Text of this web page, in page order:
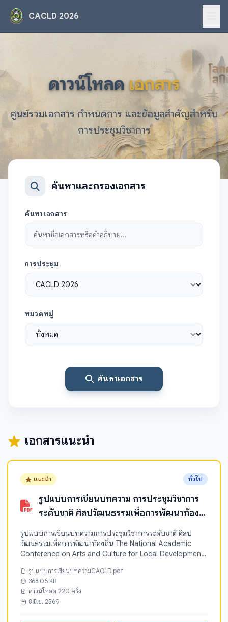
CACLD 2026
ดาวน์โหลดเอกสาร
ศูนย์รวมเอกสาร กำหนดการ และข้อมูลสำคัญสำหรับ
การประชุมวิชาการ
ค้นหาและกรองเอกสาร
ค้นหาเอกสาร
การประชุม
หมวดหมู่
ค้นหาเอกสาร
เอกสารแนะนำ
แนะนำ ทั่วไป
รูปแบบการเขียนบทความ การประชุมวิชาการ
ระดับชาติ ศิลปวัฒนธรรมเพื่อการพัฒนาท้อง
ถิ่น The National Academic
Conference on Arts and Culture for
Local Development (CACLD 2026)
รูปแบบการเขียนบทความการประชุมวิชาการระดับชาติ ศิลป
วัฒนธรรมเพื่อการพัฒนาท้องถิ่น The National Academic
Conference on Arts and Culture for Local Development
รูปแบบการเขียนบทความCACLD.pdf
368.06 KB
ดาวน์โหลด 220 ครั้ง
8 มิ.ย. 2569